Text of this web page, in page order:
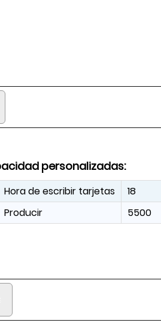
personalizadas:
Hora de escribir tarjetas 18
Producir
5500